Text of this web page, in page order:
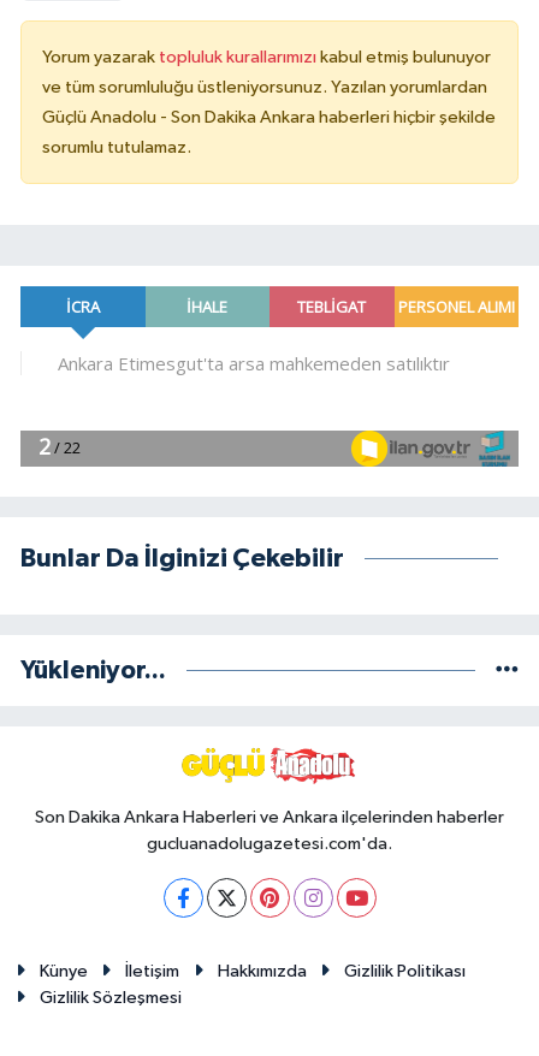
Yorum yazarak topluluk kurallarımızı kabul etmiş bulunuyor
ve tüm sorumluluğu üstleniyorsunuz. Yazılan yorumlardan
Güçlü Anadolu - Son Dakika Ankara haberleri hiçbir şekilde
sorumlu tutulamaz.
Bunlar Da İlginizi Çekebilir
Yükleniyor...
Son Dakika Ankara Haberleri ve Ankara ilçelerinden haberler
gucluanadolugazetesi.com'da.
Künye İletişim Hakkımızda
Gizlilik Politikası
Gizlilik Sözleşmesi